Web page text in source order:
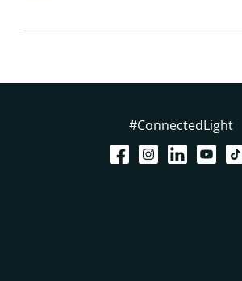
#ConnectedLight